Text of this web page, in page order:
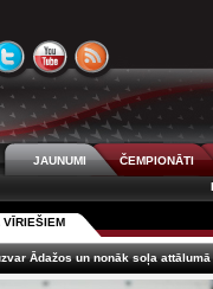
JAUNUMI
ČEMPIONĀTI
VĪRIEŠIEM
Ādažos un nonāk soļa